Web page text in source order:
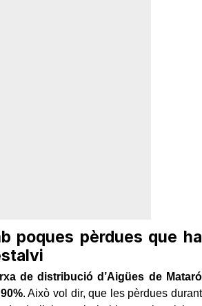
poques pèrdues que ha
de distribució d’Aigües de Mataró
. Això vol dir, que les pèrdues durant